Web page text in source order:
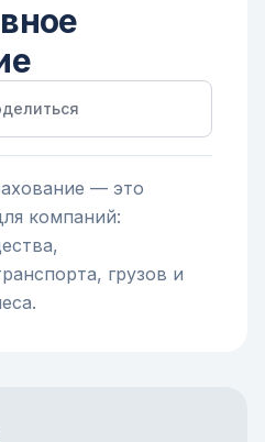
— это
компаний:
грузов и